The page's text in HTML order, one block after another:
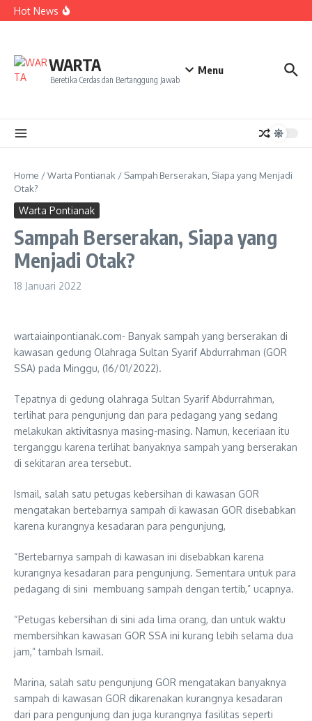
Lewati ke konten
Hot News
ke NCC 4 Bali
Sukseskan Kerja Bakti di Anjungan Melancar
WARTA
Beretika Cerdas dan Bertanggung Jawab
Menu
Home /Warta Pontianak / Sampah Berserakan, Siapa yang Menjadi
Otak?
Warta Pontianak
Sampah Berserakan, Siapa yang
Menjadi Otak?
18 Januari 2022
wartaiainpontianak.com- Banyak sampah yang berserakan di
kawasan gedung Olahraga Sultan Syarif Abdurrahman (GOR
SSA) pada Minggu, (16/01/2022).
Tepatnya di gedung olahraga Sultan Syarif Abdurrahman,
terlihat para pengunjung dan para pedagang yang sedang
melakukan aktivitasnya masing-masing. Namun, keceriaan itu
terganggu karena terlihat banyaknya sampah yang berserakan
di sekitaran area tersebut.
Ismail, salah satu petugas kebersihan di kawasan GOR
mengatakan bertebarnya sampah di kawasan GOR disebabkan
karena kurangnya kesadaran para pengunjung,
“Bertebarnya sampah di kawasan ini disebabkan karena
kurangnya kesadaran para pengunjung. Sementara untuk para
pedagang di sini membuang sampah dengan tertib,” ucapnya.
“Petugas kebersihan di sini ada lima orang, dan untuk waktu
membersihkan kawasan GOR SSA ini kurang lebih selama dua
jam,” tambah Ismail.
Marina, salah satu pengunjung GOR mengatakan banyaknya
sampah di kawasan GOR dikarenakan kurangnya kesadaran
dari para pengunjung dan juga kurangnya fasilitas seperti